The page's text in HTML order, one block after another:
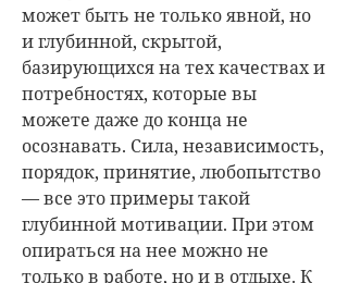
может быть не только явной, но
и глубинной, скрытой,
базирующихся на тех качествах и
потребностях, которые вы
можете даже до конца не
осознавать. Сила, независимость,
порядок, принятие, любопытство
— все это примеры такой
глубинной мотивации. При этом
опираться на нее можно не
только в работе, но и в отдыхе. К